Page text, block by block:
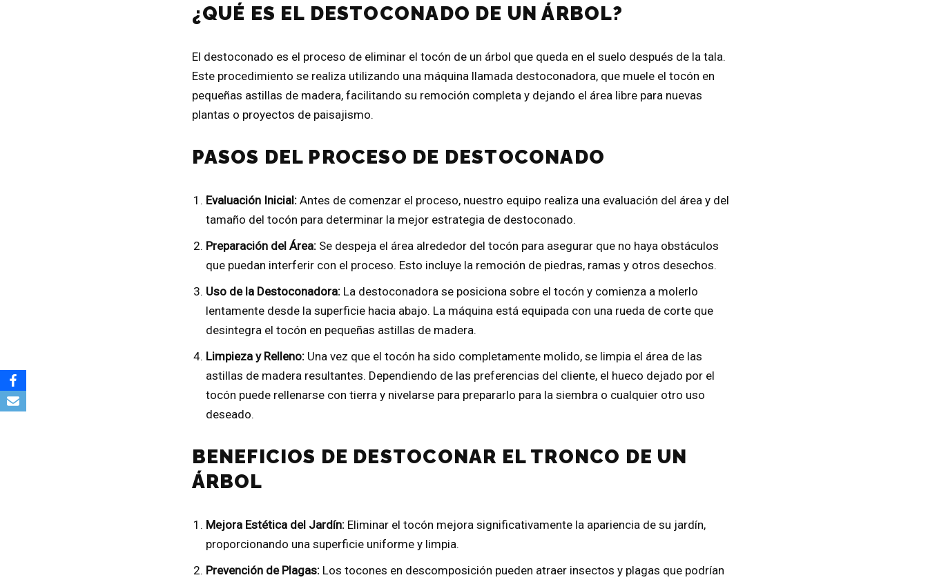
¿QUÉ ES EL DESTOCONADO DE UN ÁRBOL?
El destoconado es el proceso de eliminar el tocón de un árbol que queda en el suelo después de la tala.
Este procedimiento se realiza utilizando una máquina llamada destoconadora, que muele el tocón en
pequeñas astillas de madera, facilitando su remoción completa y dejando el área libre para nuevas
plantas o proyectos de paisajismo.
PASOS DEL PROCESO DE DESTOCONADO
Evaluación Inicial:Antes de comenzar el proceso, nuestro equipo realiza una evaluación del área y del
tamaño del tocón para determinar la mejor estrategia de destoconado.
Preparación del Área:Se despeja el área alrededor del tocón para asegurar que no haya obstáculos
que puedan interferir con el proceso. Esto incluye la remoción de piedras, ramas y otros desechos.
Uso de la Destoconadora:La destoconadora se posiciona sobre el tocón y comienza a molerlo
lentamente desde la superficie hacia abajo. La máquina está equipada con una rueda de corte que
desintegra el tocón en pequeñas astillas de madera.
Limpieza y Relleno:Una vez que el tocón ha sido completamente molido, se limpia el área de las
astillas de madera resultantes. Dependiendo de las preferencias del cliente, el hueco dejado por el
tocón puede rellenarse con tierra y nivelarse para prepararlo para la siembra o cualquier otro uso
deseado.
BENEFICIOS DE DESTOCONAR EL TRONCO DE UN
ÁRBOL
Mejora Estética del Jardín:Eliminar el tocón mejora significativamente la apariencia de su jardín,
proporcionando una superficie uniforme y limpia.
Prevención de Plagas:Los tocones en descomposición pueden atraer insectos y plagas que podrían